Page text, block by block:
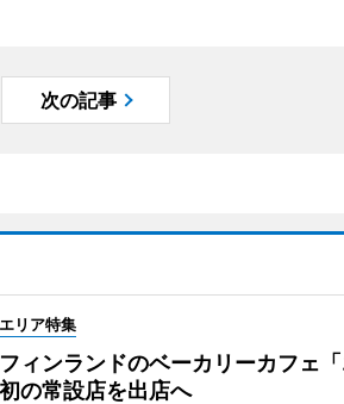
次の記事
エリア特集
フィンランドのベーカリーカフェ
初の常設店を出店へ